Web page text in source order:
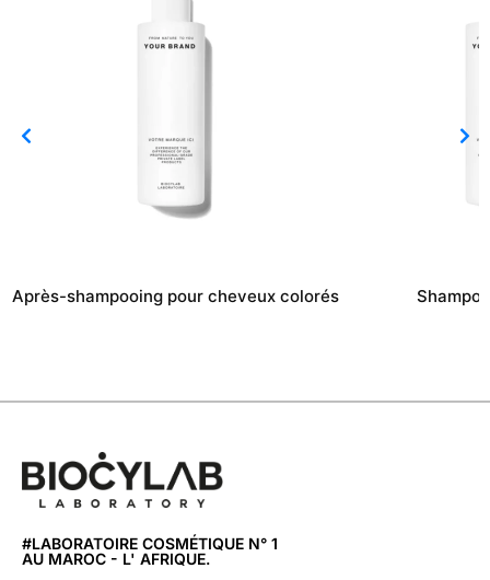
Après-shampooing pour cheveux colorés
#LABORATOIRE COSMÉTIQUE N° 1
AU MAROC - L' AFRIQUE.